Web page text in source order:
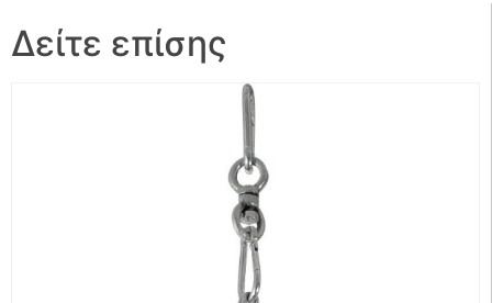
Δείτε επίσης